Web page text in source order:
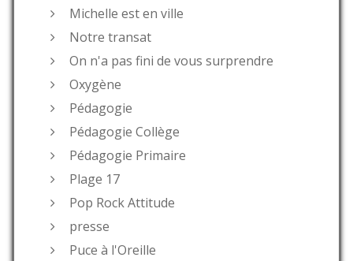
Michelle est en ville
Notre transat
On n'a pas fini de vous surprendre
Oxygène
Pédagogie
Pédagogie Collège
Pédagogie Primaire
Plage 17
Pop Rock Attitude
presse
Puce à l'Oreille